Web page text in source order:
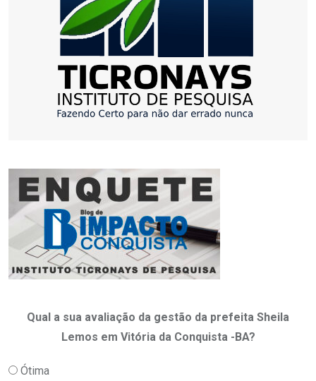
Qual a sua avaliação da gestão da prefeita Sheila
Lemos em Vitória da Conquista -BA?
Ótima